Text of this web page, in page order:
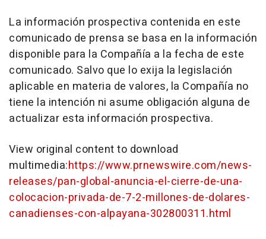
La información prospectiva contenida en este
comunicado de prensa se basa en la información
disponible para la Compañía a la fecha de este
comunicado. Salvo que lo exija la legislación
aplicable en materia de valores, la Compañía no
tiene la intención ni asume obligación alguna de
actualizar esta información prospectiva.
View original content to download
multimedia:https://www.prnewswire.com/news-
releases/pan-global-anuncia-el-cierre-de-una-
colocacion-privada-de-7-2-millones-de-dolares-
canadienses-con-alpayana-302800311.html